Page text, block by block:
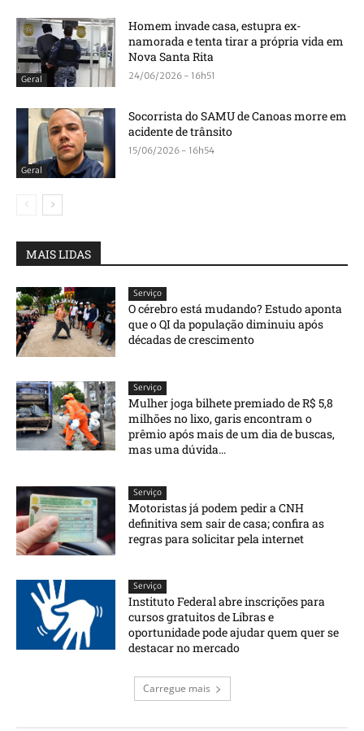
Geral
Homem invade casa, estupra ex-
namorada e tenta tirar a própria vida em
Nova Santa Rita
24/06/2026 - 16h51
Geral
Socorrista do SAMU de Canoas morre em
acidente de trânsito
15/06/2026 - 16h54
MAIS LIDAS
Serviço
O cérebro está mudando? Estudo aponta
que o QI da população diminuiu após
décadas de crescimento
Serviço
Mulher joga bilhete premiado de R$ 5,8
milhões no lixo, garis encontram o
prêmio após mais de um dia de buscas,
mas uma dúvida...
Serviço
Motoristas já podem pedir a CNH
definitiva sem sair de casa; confira as
regras para solicitar pela internet
Serviço
Instituto Federal abre inscrições para
cursos gratuitos de Libras e
oportunidade pode ajudar quem quer se
destacar no mercado
Carregue mais